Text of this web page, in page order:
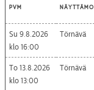
Pvm Näyttämö
Su 9.8.2026
16:00
Törnävä
To 13.8.2026
13:00
Törnävä